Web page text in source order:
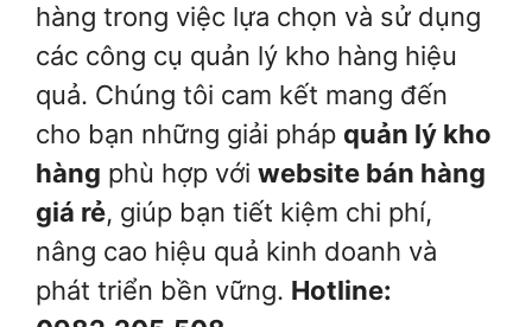
hàng trong việc lựa chọn và sử dụng
các công cụ quản lý kho hàng hiệu
quả. Chúng tôi cam kết mang đến
cho bạn những giải pháp quản lý kho
hàng phù hợp với website bán hàng
giá rẻ, giúp bạn tiết kiệm chi phí,
nâng cao hiệu quả kinh doanh và
phát triển bền vững. Hotline: